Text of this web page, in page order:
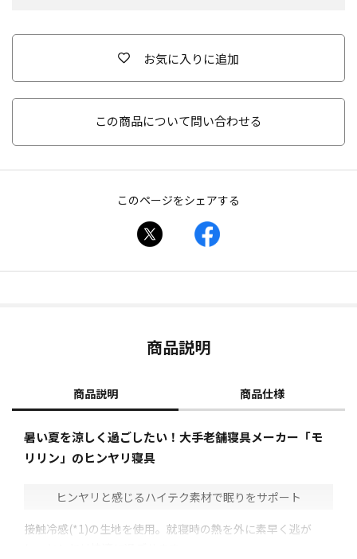
お気に入りに追加
この商品について問い合わせる
このページをシェアする
商品説明
商品説明 商品仕様
暑い夏を涼しく過ごしたい！大手老舗寝具メーカー「モ
リリン」のヒンヤリ寝具
ヒンヤリと感じるハイテク素材で眠りをサポート
接触冷感(*1)の生地を使用。就寝時の熱を外に素早く逃が